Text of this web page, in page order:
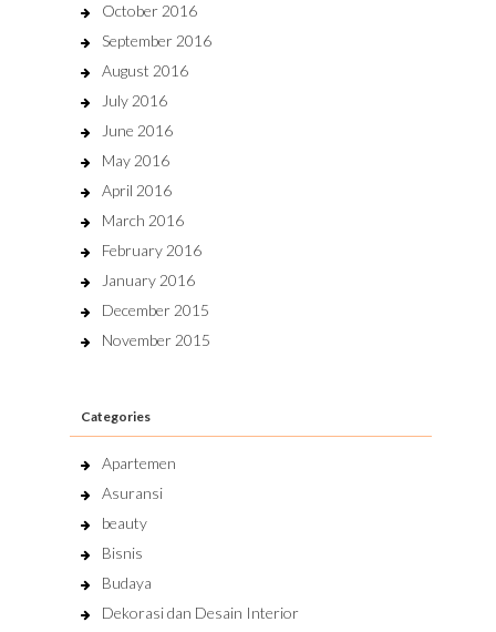
October 2016
September 2016
August 2016
July 2016
June 2016
May 2016
April 2016
March 2016
February 2016
January 2016
December 2015
November 2015
Categories
Apartemen
Asuransi
beauty
Bisnis
Budaya
Dekorasi dan Desain Interior